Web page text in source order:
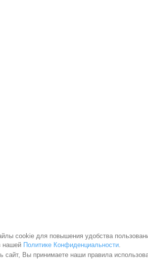
cookie для повышения удобства
нашей Политике Конфиденциальности.
сайт, Вы принимаете наши правила